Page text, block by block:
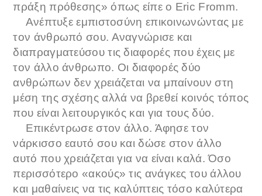
πράξη πρόθεσης» όπως είπε ο Eric Fromm.
Ανέπτυξε εμπιστοσύνη επικοινωνώντας με
τον άνθρωπό σου. Αναγνώρισε και
διαπραγματεύσου τις διαφορές που έχεις με
τον άλλο άνθρωπο. Οι διαφορές δύο
ανθρώπων δεν χρειάζεται να μπαίνουν στη
μέση της σχέσης αλλά να βρεθεί κοινός τόπος
που είναι λειτουργικός και για τους δύο.
Επικέντρωσε στον άλλο. Άφησε τον
νάρκισσο εαυτό σου και δώσε στον άλλο
αυτό που χρειάζεται για να είναι καλά. Όσο
περισσότερο «ακούς» τις ανάγκες του άλλου
και μαθαίνεις να τις καλύπτεις τόσο καλύτερα